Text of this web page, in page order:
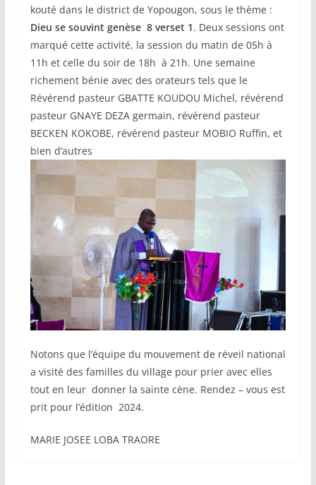
kouté dans le district de Yopougon, sous le thème :
Dieu se souvint genèse 8 verset 1. Deux sessions ont
marqué cette activité, la session du matin de 05h à
11h et celle du soir de 18h à 21h. Une semaine
richement bénie avec des orateurs tels que le
Révérend pasteur GBATTE KOUDOU Michel, révérend
pasteur GNAYE DEZA germain, révérend pasteur
BECKEN KOKOBE, révérend pasteur MOBIO Ruffin, et
bien d’autres
Notons que l’équipe du mouvement de réveil national
a visité des familles du village pour prier avec elles
tout en leur donner la sainte cène. Rendez – vous est
prit pour l’édition 2024.
MARIE JOSEE LOBA TRAORE